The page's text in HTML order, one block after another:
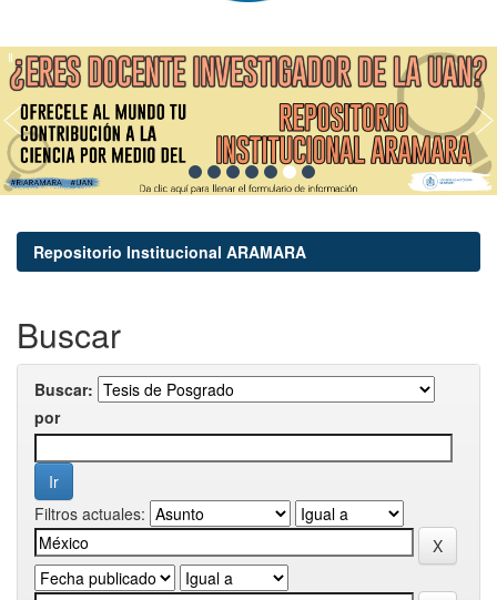
Repositorio Institucional ARAMARA
Buscar
Buscar:
por
Filtros actuales: